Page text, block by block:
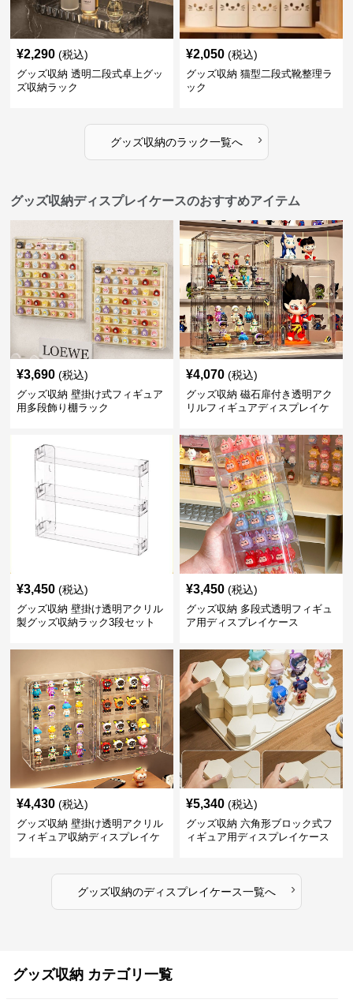
¥2,290 (税込)
グッズ収納 透明二段式卓上グッ
ズ収納ラック
¥2,050 (税込)
グッズ収納 猫型二段式靴整理ラ
ック
グッズ収納のラック一覧へ ›
グッズ収納ディスプレイケースのおすすめアイテム
¥3,690 (税込)
グッズ収納 壁掛け式フィギュア
用多段飾り棚ラック
¥4,070 (税込)
グッズ収納 磁石扉付き透明アク
リルフィギュアディスプレイケ
¥3,450 (税込)
グッズ収納 壁掛け透明アクリル
製グッズ収納ラック3段セット
¥3,450 (税込)
グッズ収納 多段式透明フィギュ
ア用ディスプレイケース
¥4,430 (税込)
グッズ収納 壁掛け透明アクリル
フィギュア収納ディスプレイケ
¥5,340 (税込)
グッズ収納 六角形ブロック式フ
ィギュア用ディスプレイケース
グッズ収納のディスプレイケース一覧へ ›
グッズ収納 カテゴリ一覧